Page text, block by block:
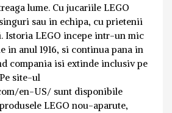
lume. Cu jucariile LEGO
sau in echipa, cu prietenii
Istoria LEGO incepe intr-un mic
in anul 1916, si continua pana in
compania isi extinde inclusiv pe
site-ul
en-US/ sunt disponibile
LEGO nou-aparute,